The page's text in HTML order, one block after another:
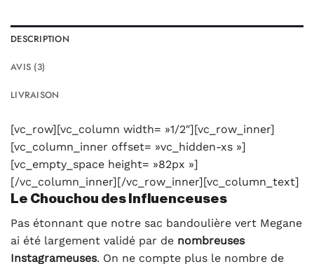
DESCRIPTION
AVIS (3)
LIVRAISON
[vc_row][vc_column width= »1/2″][vc_row_inner]
[vc_column_inner offset= »vc_hidden-xs »]
[vc_empty_space height= »82px »]
[/vc_column_inner][/vc_row_inner][vc_column_text]
Le Chouchou des Influenceuses
Pas étonnant que notre sac bandoulière vert Megane
ai été largement validé par de nombreuses
Instagrameuses. On ne compte plus le nombre de